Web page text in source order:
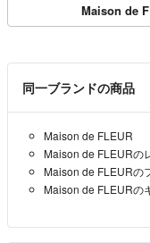
Maison de
同一ブランドの商品
Maison de FLEUR
Maison de FLEURの
Maison de FLEURの
Maison de FLEURの